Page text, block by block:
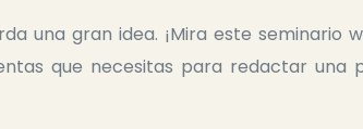
una gran idea. ¡Mira este seminario
que necesitas para redactar una